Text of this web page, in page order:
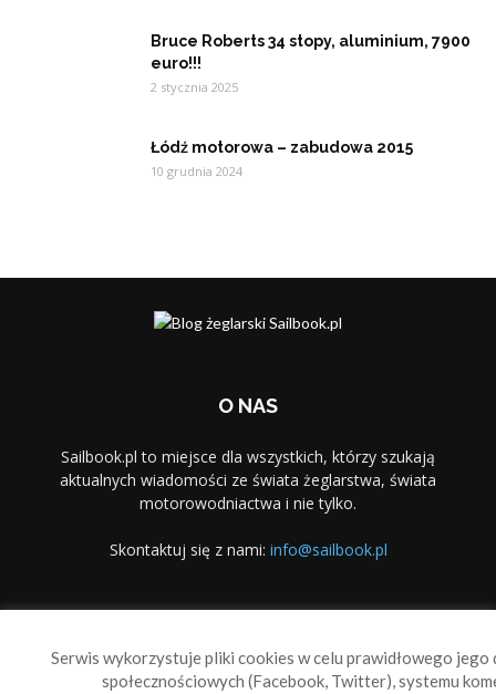
Bruce Roberts 34 stopy, aluminium, 7900
euro!!!
2 stycznia 2025
Łódź motorowa – zabudowa 2015
10 grudnia 2024
O NAS
Sailbook.pl to miejsce dla wszystkich, którzy szukają
aktualnych wiadomości ze świata żeglarstwa, świata
motorowodniactwa i nie tylko.
Skontaktuj się z nami: info@sailbook.pl
Serwis wykorzystuje pliki cookies w celu prawidłowego
społecznościowych (Facebook, Twitter), systemu